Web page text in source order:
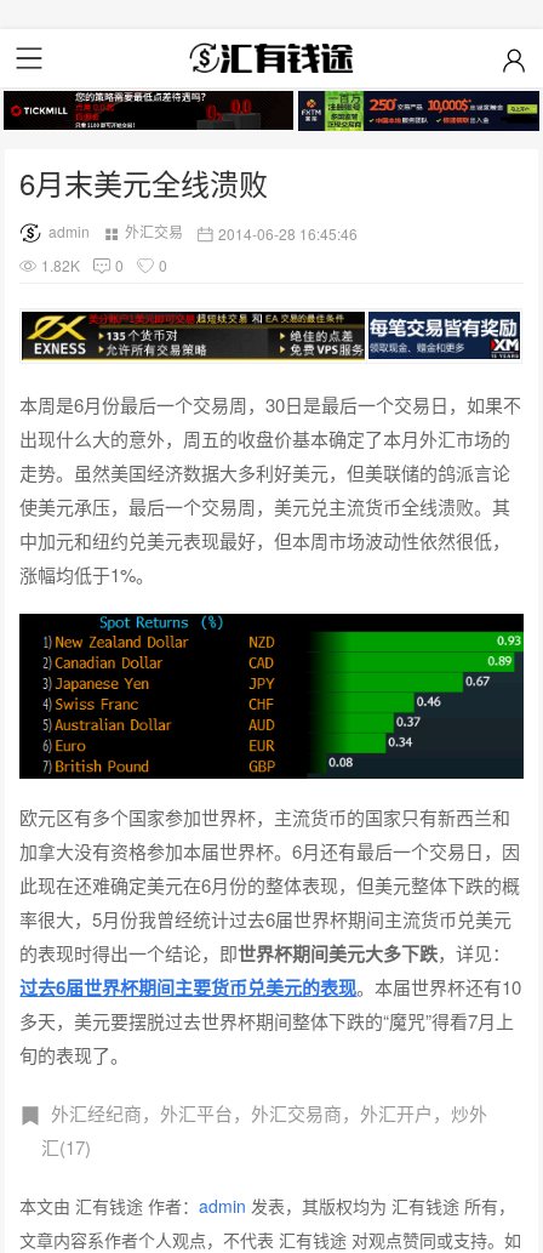
6月末美元全线溃败
admin 外汇交易
2014-06-28 16:45:46
1.82K
0 0
本周是6月份最后一个交易周，30日是最后一个交易日，如果不
出现什么大的意外，周五的收盘价基本确定了本月外汇市场的
走势。虽然美国经济数据大多利好美元，但美联储的鸽派言论
使美元承压，最后一个交易周，美元兑主流货币全线溃败。其
中加元和纽约兑美元表现最好，但本周市场波动性依然很低，
涨幅均低于1%。
欧元区有多个国家参加世界杯，主流货币的国家只有新西兰和
加拿大没有资格参加本届世界杯。6月还有最后一个交易日，因
此现在还难确定美元在6月份的整体表现，但美元整体下跌的概
率很大，5月份我曾经统计过去6届世界杯期间主流货币兑美元
的表现时得出一个结论，即世界杯期间美元大多下跌，详见：
过去6届世界杯期间主要货币兑美元的表现。本届世界杯还有10
多天，美元要摆脱过去世界杯期间整体下跌的“魔咒”得看7月上
旬的表现了。
外汇经纪商，外汇平台，外汇交易商，外汇开户，炒外
汇(17)
本文由 汇有钱途 作者：admin 发表，其版权均为 汇有钱途 所有，
文章内容系作者个人观点，不代表 汇有钱途 对观点赞同或支持。如